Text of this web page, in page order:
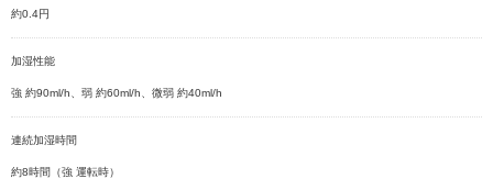
約0.4円
加湿性能
強 約90ml/h、弱 約60ml/h、微弱 約40ml/h
連続加湿時間
約8時間（強 運転時）